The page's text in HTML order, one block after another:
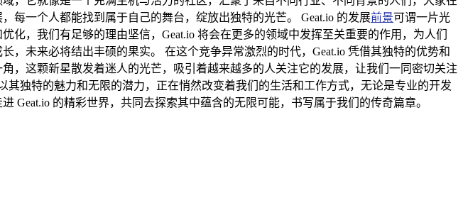
每一个人都能找到属于自己的舞台，绽放出独特的光芒。 Geat.io 的发展前景可谓一片光
，我们有足够的理由坚信，Geat.io 将会在更多的领域中发挥至关重要的作用，为人们
未来必将结出丰硕的果实。 在这个竞争异常激烈的时代，Geat.io 凭借其独特的优势和
，这颗新星散发着迷人的光芒，吸引着越来越多的人关注它的发展，让我们一同密切关注
独特的魅力和无限的潜力，正在悄然改变着我们的生活和工作方式，无论是专业的开发
的精彩世界，共同去探索其中蕴含的无限可能，书写属于我们的传奇篇章。